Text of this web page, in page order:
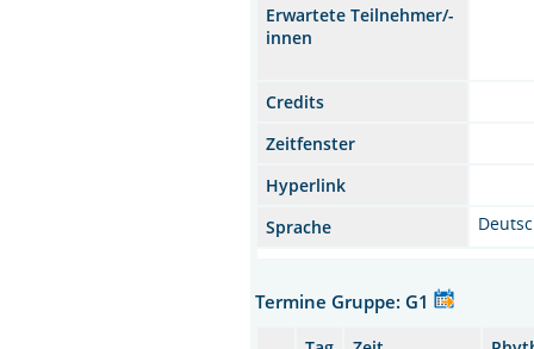
Erwartete Teilnehmer/-
innen
Credits
Zeitfenster
Hyperlink
Sprache
Termine Gruppe: G1